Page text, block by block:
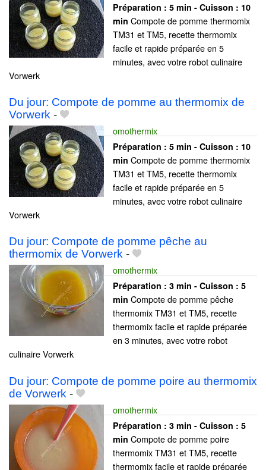
Préparation : 5 min - Cuisson : 10
min Compote de pomme thermomix
TM31 et TM5, recette thermomix
facile et rapide préparée en 5
minutes, avec votre robot culinaire
Vorwerk
Du jour: Compote de pomme au thermomix de
Vorwerk -
omothermix
Préparation : 5 min - Cuisson : 10
min Compote de pomme thermomix
TM31 et TM5, recette thermomix
facile et rapide préparée en 5
minutes, avec votre robot culinaire
Vorwerk
Du jour: Compote de pomme pêche au
thermomix de Vorwerk -
omothermix
Préparation : 3 min - Cuisson : 5
min Compote de pomme pêche
thermomix TM31 et TM5, recette
thermomix facile et rapide préparée
en 3 minutes, avec votre robot
culinaire Vorwerk
Du jour: Compote de pomme poire au thermomix
de Vorwerk -
omothermix
Préparation : 3 min - Cuisson : 5
min Compote de pomme poire
thermomix TM31 et TM5, recette
thermomix facile et rapide préparée